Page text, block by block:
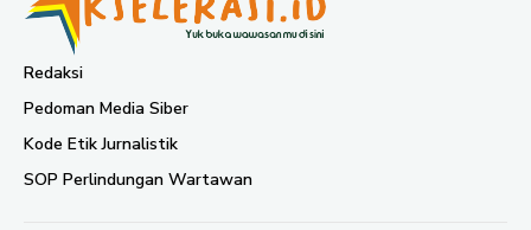
Redaksi
Pedoman Media Siber
Kode Etik Jurnalistik
SOP Perlindungan Wartawan